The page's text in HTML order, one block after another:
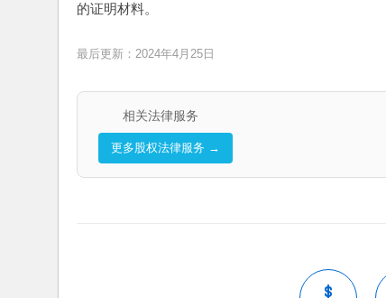
的证明材料。
最后更新：2024年4月25日
相关法律服务
更多股权法律服务 →